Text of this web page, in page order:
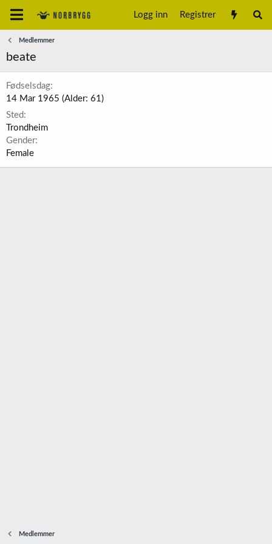
Logg inn Registrer
Medlemmer
beate
Fødselsdag
14 Mar 1965 (Alder: 61)
Sted
Trondheim
Gender
Female
Medlemmer